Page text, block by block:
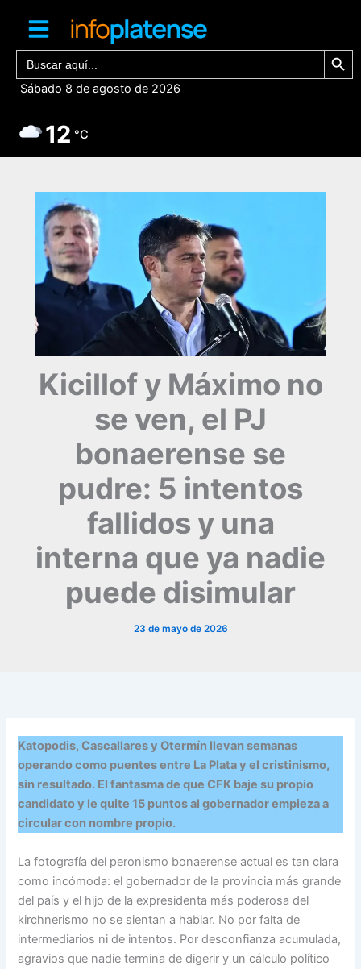
contenido
Buscar: Botón de
Sábado 8 de agosto de 2026
12 °C
Kicillof y Máximo no
se ven, el PJ
bonaerense se
pudre: 5 intentos
fallidos y una
interna que ya nadie
puede disimular
23 de mayo de 2026
Katopodis, Cascallares y Otermín llevan semanas
operando como puentes entre La Plata y el cristinismo,
sin resultado. El fantasma de que CFK baje su propio
candidato y le quite 15 puntos al gobernador empieza a
circular con nombre propio.
La fotografía del peronismo bonaerense actual es tan clara
como incómoda: el gobernador de la provincia más grande
del país y el hijo de la expresidenta más poderosa del
kirchnerismo no se sientan a hablar. No por falta de
intermediarios ni de intentos. Por desconfianza acumulada,
agravios que nadie termina de digerir y un cálculo político